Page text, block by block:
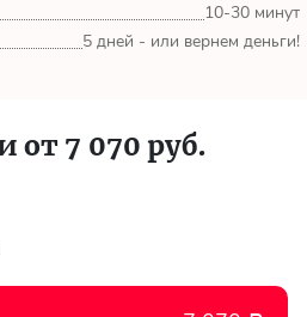
10-30 минут
5 дней - или вернем деньги!
от 7 070 руб.